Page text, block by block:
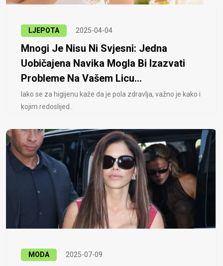
LJEPOTA 2025-04-04
Mnogi Je Nisu Ni Svjesni: Jedna
Uobičajena Navika Mogla Bi Izazvati
Probleme Na Vašem Licu...
Iako se za higijenu kaže da je pola zdravlja, važno je kako i
kojim redoslijed..
MODA 2025-07-09